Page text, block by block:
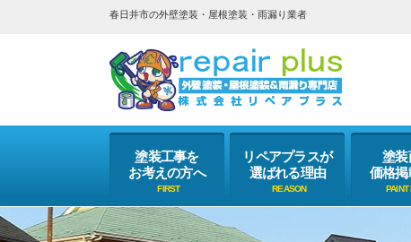
春日井市の外壁塗装・屋根塗装・雨漏り業者
塗装工事を
お考えの方へ
リペアプラスが
選ばれる理由
塗装
価格掲